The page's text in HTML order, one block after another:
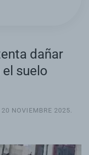
dañar
suelo
20 NOVIEMBRE 2025